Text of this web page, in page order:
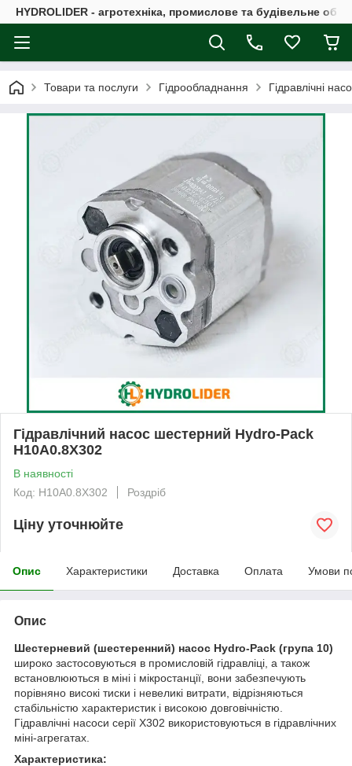
HYDROLIDER - агротехніка, промислове та будівельне
Товари та послуги Гідрообладнання Гідравлічні
Гідравлічний насос шестерний Hydro-Pack
H10A0.8X302
В наявності
Код: H10A0.8X302
Роздріб
Ціну уточнюйте
Опис Характеристики Доставка Оплата Умови
Опис
Шестерневий (шестеренний) насос Hydro-Pack (група 10)
широко застосовуються в промисловій гідравліці, а також
встановлюються в міні і мікростанції, вони забезпечують
порівняно високі тиски і невеликі витрати, відрізняються
стабільністю характеристик і високою довговічністю.
Гідравлічні насоси серії X302 використовуються в гідравлічних
міні-агрегатах.
Характеристика: